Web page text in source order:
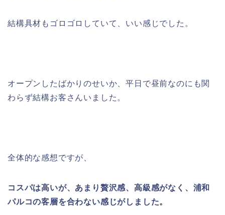
結構具材もゴロゴロしていて、いい感じでした。
オープンしたばかりのせいか、平日で昼前なのにも関
わらず結構お客さんいました。
全体的な感想ですが、
コスパは高いが、あまり贅沢感、高級感がなく、浦和
パルコの客層を合わない感じがしました。